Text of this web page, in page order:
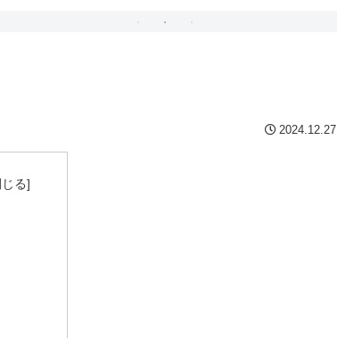
2024.12.27